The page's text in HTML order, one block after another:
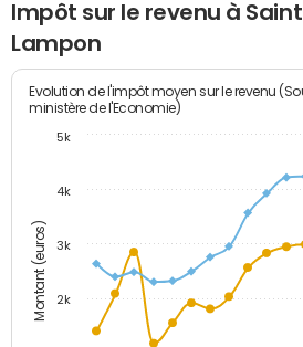
Impôt sur le revenu à
Lampon
Montant (euros)
Evolution de l'impôt moyen sur le revenu
ministère de l'Economie)
2k
3k
4k
5k